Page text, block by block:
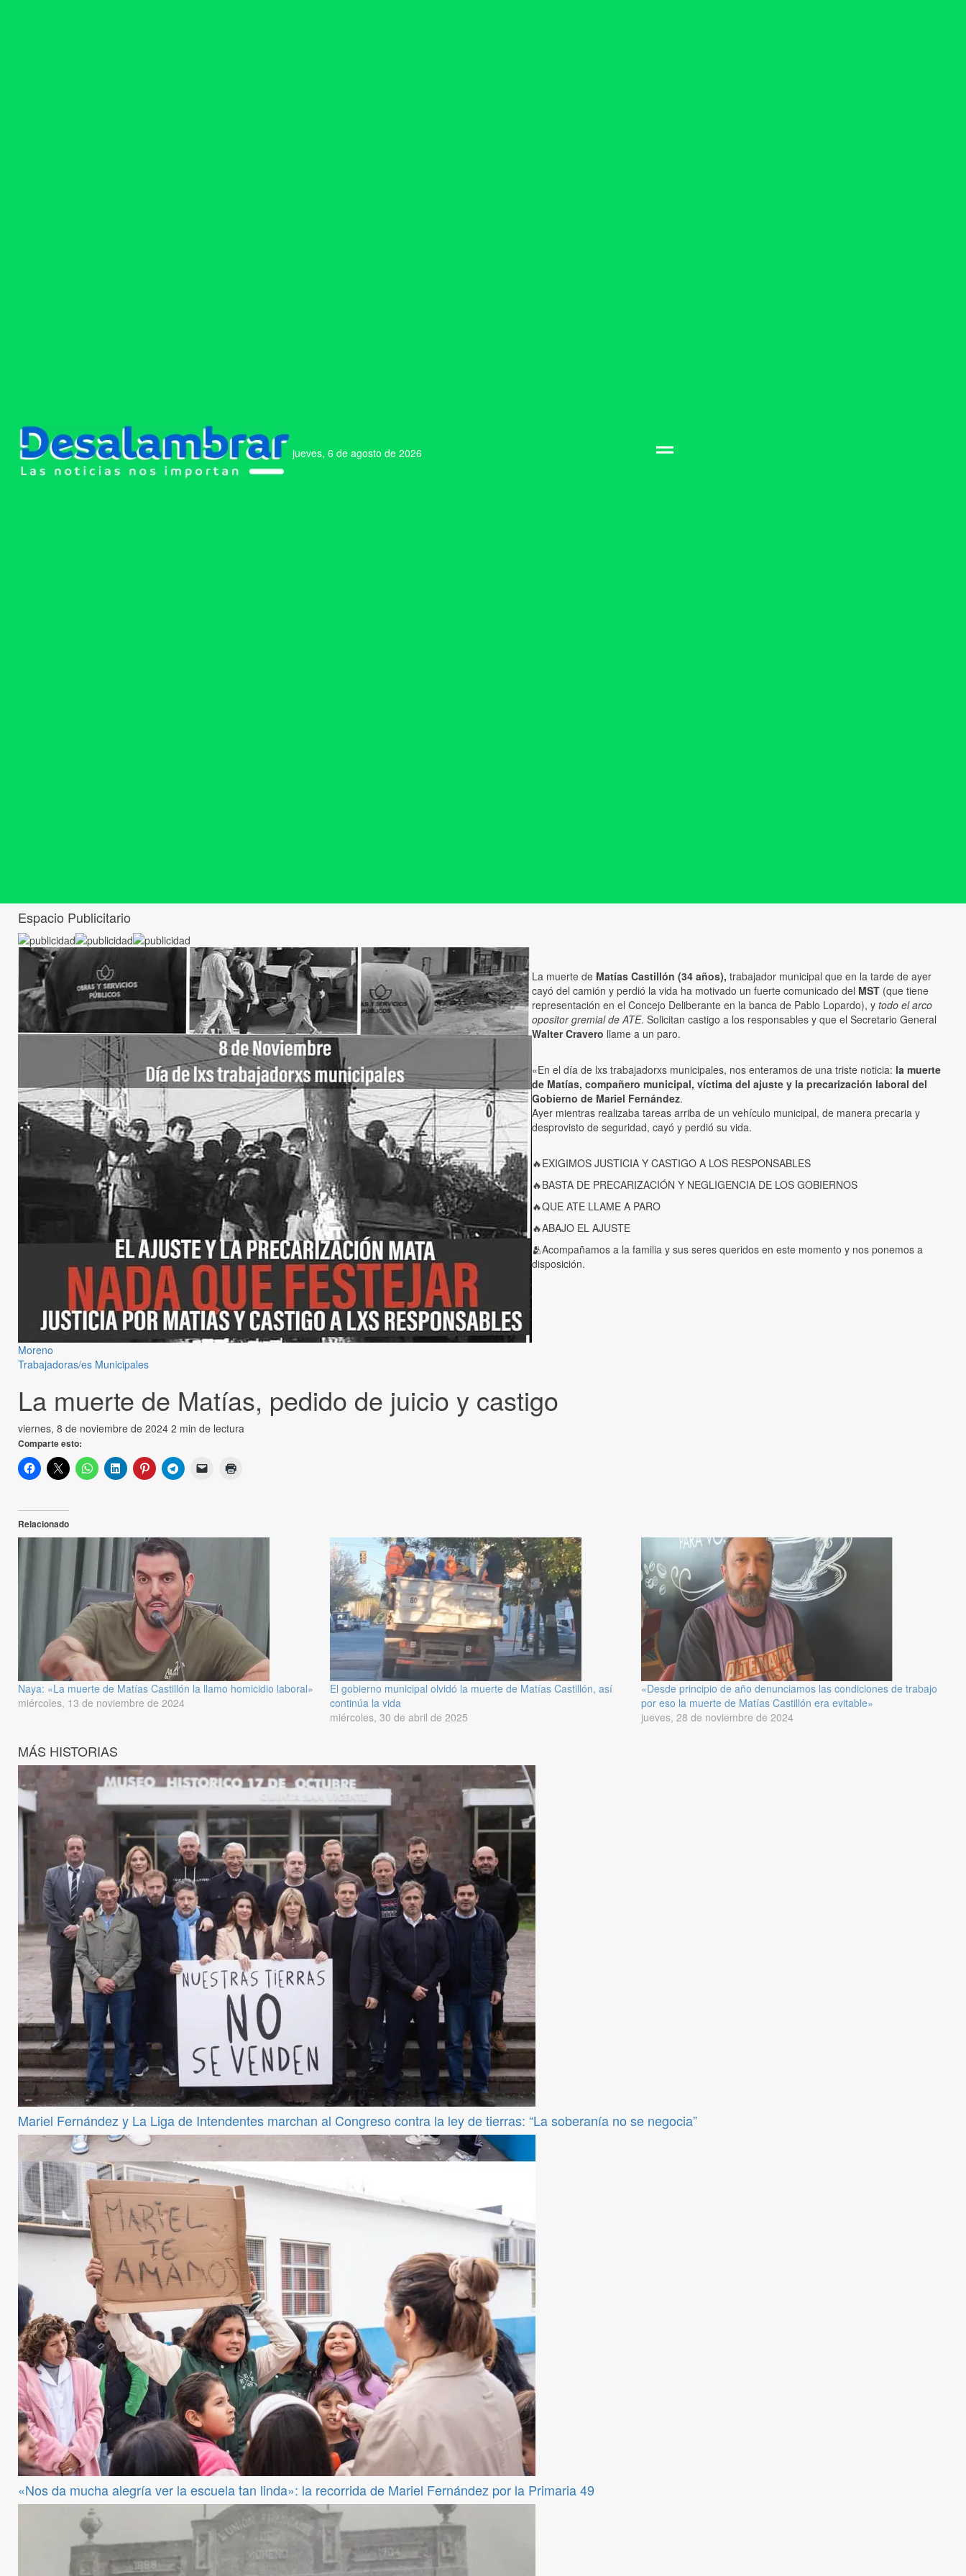
jueves, 6 de agosto de 2026
Espacio Publicitario
Moreno
Trabajadoras/es Municipales
La muerte de Matías, pedido de juicio y castigo
viernes, 8 de noviembre de 2024 2 min de lectura
Comparte esto:
La muerte de Matías Castillón (34 años), trabajador municipal que en la tarde de ayer
cayó del camión y perdió la vida ha motivado un fuerte comunicado del MST (que tiene
representación en el Concejo Deliberante en la banca de Pablo Lopardo), y todo el arco
opositor gremial de ATE. Solicitan castigo a los responsables y que el Secretario General
Walter Cravero llame a un paro.
«En el día de lxs trabajadorxs municipales, nos enteramos de una triste noticia: la muerte
de Matías, compañero municipal, víctima del ajuste y la precarización laboral del
Gobierno de Mariel Fernández.
Ayer mientras realizaba tareas arriba de un vehículo municipal, de manera precaria y
desprovisto de seguridad, cayó y perdió su vida.
🔥EXIGIMOS JUSTICIA Y CASTIGO A LOS RESPONSABLES
🔥BASTA DE PRECARIZACIÓN Y NEGLIGENCIA DE LOS GOBIERNOS
🔥QUE ATE LLAME A PARO
🔥ABAJO EL AJUSTE
🫂Acompañamos a la familia y sus seres queridos en este momento y nos ponemos a
disposición.
Relacionado
Naya: «La muerte de Matías Castillón la llamo homicidio laboral»
miércoles, 13 de noviembre de 2024
El gobierno municipal olvidó la muerte de Matías Castillón, así
continúa la vida
miércoles, 30 de abril de 2025
«Desde principio de año denunciamos las condiciones de trabajo
por eso la muerte de Matías Castillón era evitable»
jueves, 28 de noviembre de 2024
MÁS HISTORIAS
Mariel Fernández y La Liga de Intendentes marchan al Congreso contra la ley de tierras: “La soberanía no se negocia”
«Nos da mucha alegría ver la escuela tan linda»: la recorrida de Mariel Fernández por la Primaria 49